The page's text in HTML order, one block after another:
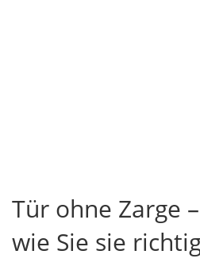
Tür ohne Zarge
wie Sie sie